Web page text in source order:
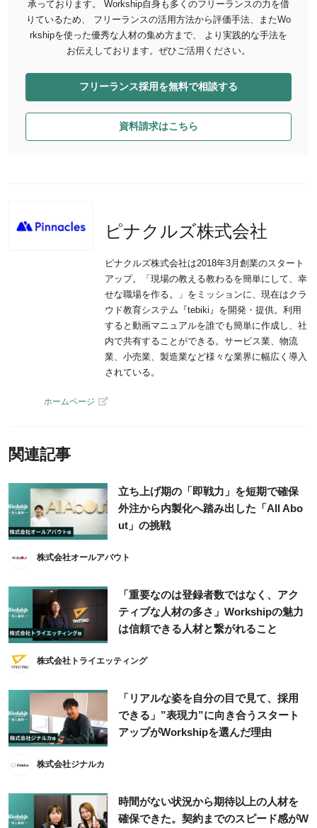
承っております。
Workship自身も多くのフリーランスの力を借
りているため、 フリーランスの活用方法から評価手法、またWo
rkshipを使った優秀な人材の集め方まで、 より実践的な手法を
お伝えしております。ぜひご活用ください。
フリーランス採用を無料で相談する
資料請求はこちら
ピナクルズ株式会社
ピナクルズ株式会社は2018年3月創業のスタート
アップ。「現場の教える教わるを簡単にして、幸
せな職場を作る。」をミッションに、現在はクラ
ウド教育システム『tebiki』を開発・提供。利用
すると動画マニュアルを誰でも簡単に作成し、社
内で共有することができる。サービス業、物流
業、小売業、製造業など様々な業界に幅広く導入
されている。
ホームページ
関連記事
立ち上げ期の「即戦力」を短期で確保
外注から内製化へ踏み出した「All Abo
ut」の挑戦
株式会社オールアバウト
「重要なのは登録者数ではなく、アク
ティブな人材の多さ」Workshipの魅力
は信頼できる人材と繋がれること
株式会社トライエッティング
「リアルな姿を自分の目で見て、採用
できる」”表現力”に向き合うスタート
アップがWorkshipを選んだ理由
株式会社ジナルカ
時間がない状況から期待以上の人材を
確保できた。契約までのスピード感がW